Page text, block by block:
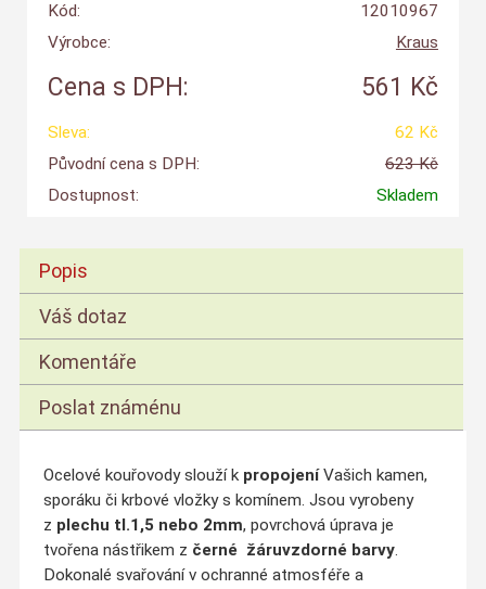
Kód:
12010967
Výrobce:
Kraus
Cena s DPH: 561 Kč
Sleva:
62 Kč
Původní cena s DPH:
623 Kč
Dostupnost:
Skladem
Popis
Váš dotaz
Komentáře
Poslat známénu
Ocelové kouřovody slouží kpropojeníVašich kamen,
sporáku či krbové vložky s komínem. Jsou vyrobeny
z plechu tl.1,5 nebo 2mm, povrchová úprava je
tvořena nástřikem z černé žáruvzdorné barvy.
Dokonalé svařování v ochranné atmosféře a